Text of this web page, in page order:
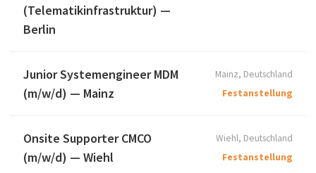
(Telematikinfrastruktur) —
Berlin
Junior Systemengineer MDM
(m/w/d) — Mainz
Mainz, Deutschland
Festanstellung
Onsite Supporter CMCO
(m/w/d) — Wiehl
Wiehl, Deutschland
Festanstellung